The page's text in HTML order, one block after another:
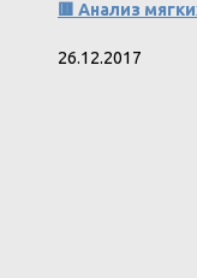
🟥 Анализ
26.12.2017